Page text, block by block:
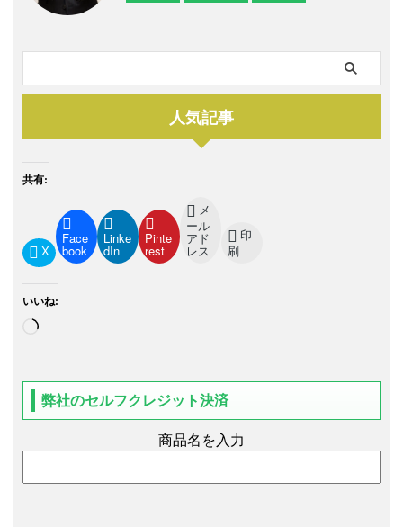
人気記事
共有:
X
Face
book
Linke
dIn
Pinte
rest
メ
ール
アド
レス
印
刷
いいね:
弊社のセルフクレジット決済
商品名を入力